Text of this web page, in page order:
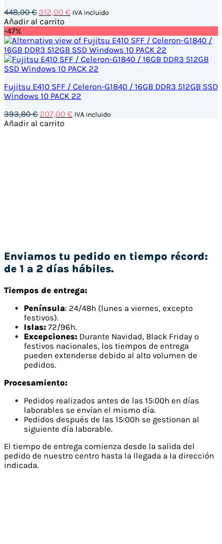
448,00€ El
precio
era:
448,00 €.
312,00 €El
es:
312,00 €.
IVA incluido
Añadir al carrito
-47%
Fujitsu E410 SFF / Celeron-G1840 / 16GB DDR3 512GB SSD
Windows 10 PACK 22
393,80€ El
precio
207,00 €ElIVA incluido
Añadir al carrito
Enviamos tu pedido en tiempo récord:
de 1 a 2 días hábiles.
Tiempos de entrega:
Península: 24/48h (lunes a viernes, excepto
festivos).
Islas: 72/96h.
Excepciones: Durante Navidad, Black Friday o
festivos nacionales, los tiempos de entrega
pueden extenderse debido al alto volumen de
pedidos.
Procesamiento:
Pedidos realizados antes de las 15:00h en días
laborables se envían el mismo día.
Pedidos después de las 15:00h se gestionan al
siguiente día laborable.
El tiempo de entrega comienza desde la salida del
pedido de nuestro centro hasta la llegada a la dirección
indicada.